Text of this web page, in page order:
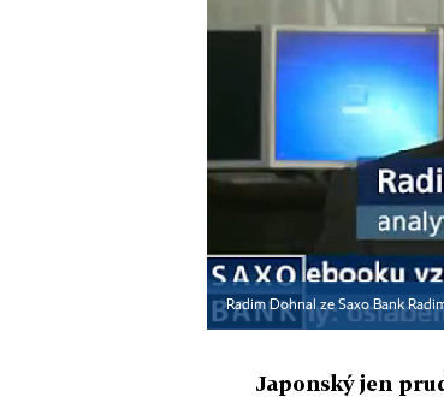
Radim Dohnal ze Saxo Bank
Japonský jen